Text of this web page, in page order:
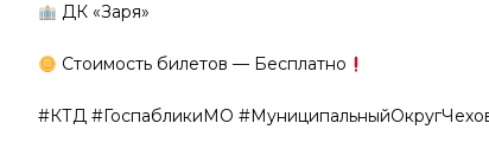
ДК «Заря»
Стоимость билетов — Бесплатно
#КТД #ГоспабликиМО